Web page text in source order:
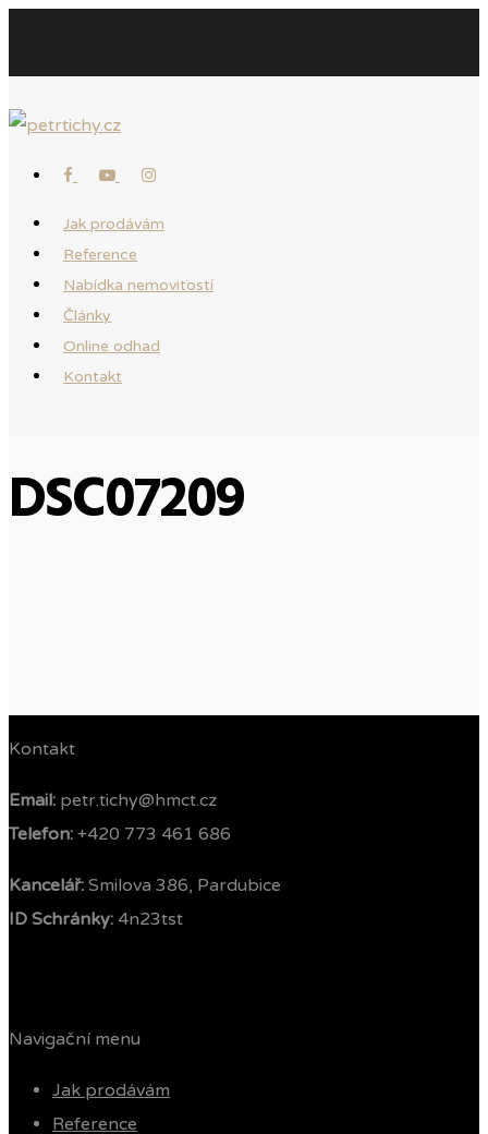
Jak prodávám
Reference
Nabídka nemovitostí
Články
Online odhad
Kontakt
DSC07209
Kontakt
Email: petr.tichy@hmct.cz
Telefon: ‭ +420 773 461 686‬
Kancelář: Smilova 386, Pardubice
ID Schránky: 4n23tst
Navigační menu
Jak prodávám
Reference